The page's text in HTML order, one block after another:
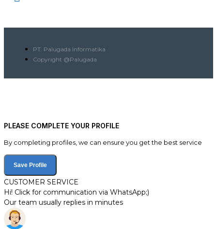
PT. Palugada Informatika
Copyright @Palugada
PLEASE COMPLETE YOUR PROFILE
By completing profiles, we can ensure you get the best service
Save Profile
CUSTOMER SERVICE
Hi! Click for communication via WhatsApp;)
Our team usually replies in minutes